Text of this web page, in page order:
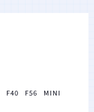
F40 F56 MINI